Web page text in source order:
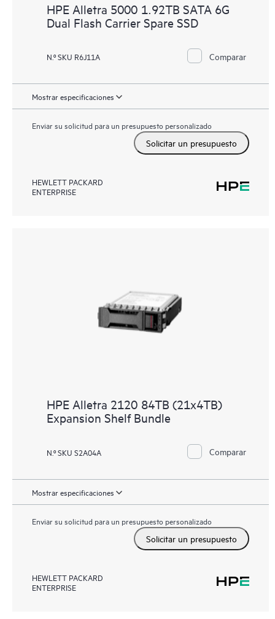
HPE Alletra 5000 1.92TB SATA 6G
Dual Flash Carrier Spare SSD
N.º SKU R6J11A Comparar
Mostrar especificaciones
Enviar su solicitud para un presupuesto personalizado
Solicitar un presupuesto
HEWLETT PACKARD
ENTERPRISE
HPE Alletra 2120 84TB (21x4TB)
Expansion Shelf Bundle
N.º SKU S2A04A Comparar
Mostrar especificaciones
Enviar su solicitud para un presupuesto personalizado
Solicitar un presupuesto
HEWLETT PACKARD
ENTERPRISE